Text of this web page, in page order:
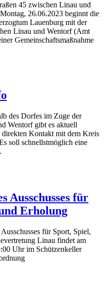
45 zwischen Linau und
26.06.2023 beginnt die
Lauenburg mit der
Linau und Wentorf (Amt
Gemeinschaftsmaßnahme
des Dorfes im Zuge der
Wentorf gibt es aktuell
Kontakt mit dem Kreis
soll schnellstmöglich eine
Ausschusses für
Erholung
für Sport, Spiel,
Linau findet am
Uhr im Schützenkeller